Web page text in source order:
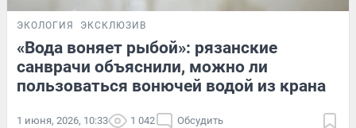
ЭКОЛОГИЯ ЭКСКЛЮЗИВ
«Вода воняет рыбой»: рязанские
санврачи объяснили, можно ли
пользоваться вонючей водой из крана
1 июня, 2026, 10:33 1 042 Обсудить